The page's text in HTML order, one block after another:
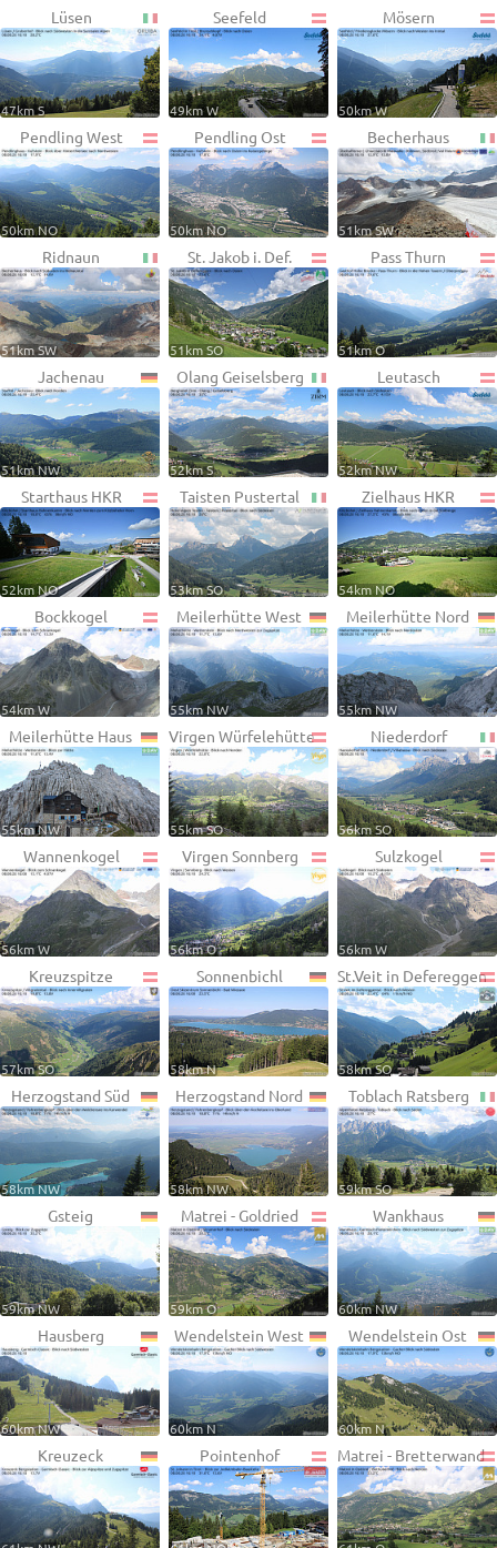
Lüsen
47km S
Seefeld
49km W
Mösern
50km W
Pendling West
50km NO
Pendling Ost
50km NO
Becherhaus
51km SW
Ridnaun
51km SW
St. Jakob i. Def.
51km SO
Pass Thurn
51km O
Jachenau
51km NW
Olang Geiselsberg
52km S
Leutasch
52km NW
Starthaus HKR
52km NO
Taisten Pustertal
53km SO
Zielhaus HKR
54km NO
Bockkogel
54km W
Meilerhütte West
55km NW
Meilerhütte Nord
55km NW
Meilerhütte Haus
55km NW
Virgen Würfelehütte
55km SO
Niederdorf
56km SO
Wannenkogel
56km W
Virgen Sonnberg
56km O
Sulzkogel
56km W
Kreuzspitze
57km SO
Sonnenbichl
58km N
St.Veit in Defereggen
58km SO
Herzogstand Süd
58km NW
Herzogstand Nord
58km NW
Toblach Ratsberg
59km SO
Gsteig
59km NW
Matrei - Goldried
59km O
Wankhaus
60km NW
Hausberg
60km NW
Wendelstein West
60km N
Wendelstein Ost
60km N
Kreuzeck Pointenhof Matrei - Bretterwand